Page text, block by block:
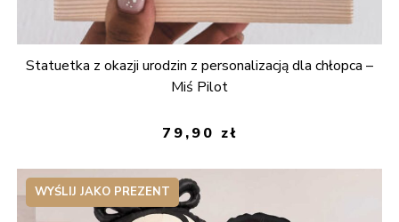
Statuetka z okazji urodzin z personalizacją dla chłopca –
Miś Pilot
79,90 zł
WYŚLIJ JAKO PREZENT